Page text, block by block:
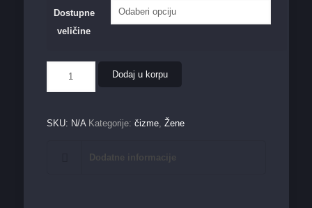
Dostupne
veličine
čizma
334
Dodaj u korpu
SKU: N/A Kategorije: čizme, Žene
Dodatne informacije